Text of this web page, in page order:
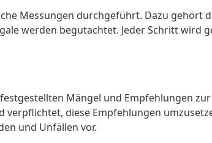
Messungen durchgeführt. Dazu
werden begutachtet. Jeder Schritt wird
Mängel und Empfehlungen
diese Empfehlungen
und Unfällen vor.